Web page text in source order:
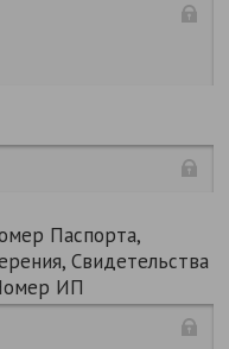
Паспорта,
Свидетельства
ИП